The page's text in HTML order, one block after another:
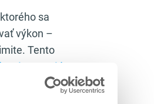
sa
výkon –
Tento
si zostaviť